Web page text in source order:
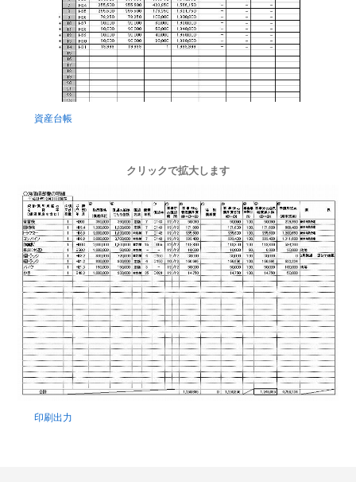
資産台帳
クリックで拡大します
印刷出力